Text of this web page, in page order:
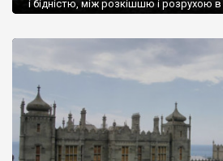
і бідністю, між розкішшю і розрухою в